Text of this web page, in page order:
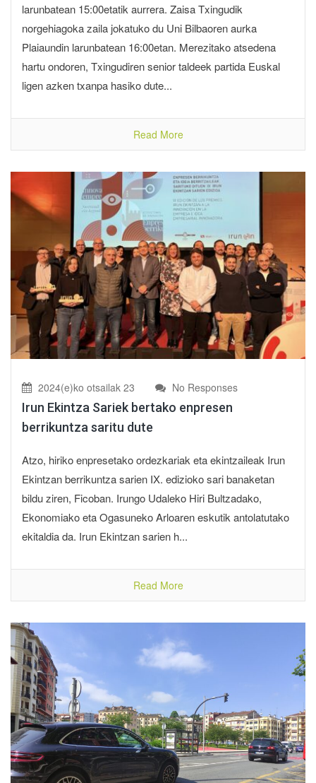
larunbatean 15:00etatik aurrera. Zaisa Txingudik
norgehiagoka zaila jokatuko du Uni Bilbaoren aurka
Plaiaundin larunbatean 16:00etan. Merezitako atsedena
hartu ondoren, Txingudiren senior taldeek partida Euskal
ligen azken txanpa hasiko dute...
Read More
2024(e)ko otsailak 23 No Responses
Irun Ekintza Sariek bertako enpresen
berrikuntza saritu dute
Atzo, hiriko enpresetako ordezkariak eta ekintzaileak Irun
Ekintzan berrikuntza sarien IX. edizioko sari banaketan
bildu ziren, Ficoban. Irungo Udaleko Hiri Bultzadako,
Ekonomiako eta Ogasuneko Arloaren eskutik antolatutako
ekitaldia da. Irun Ekintzan sarien h...
Read More